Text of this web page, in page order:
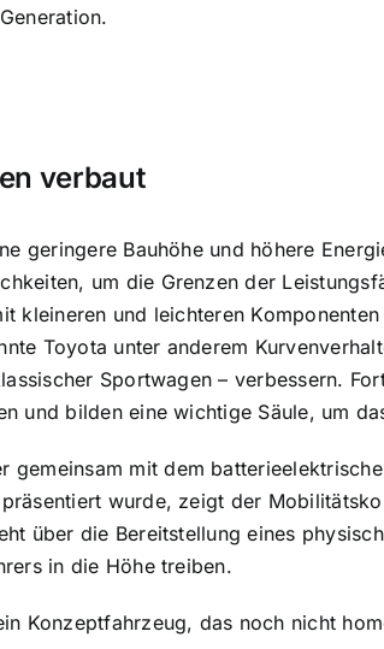
verbaut
geringere Bauhöhe und höhere
um die Grenzen der
kleineren und leichteren
Toyota unter anderem
Sportwagen – verbessern.
und bilden eine wichtige Säule, um
gemeinsam mit dem
wurde, zeigt der
über die Bereitstellung eines
in die Höhe treiben.
Konzeptfahrzeug, das noch nicht